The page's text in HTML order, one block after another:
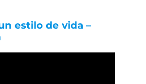
estilo de vida –